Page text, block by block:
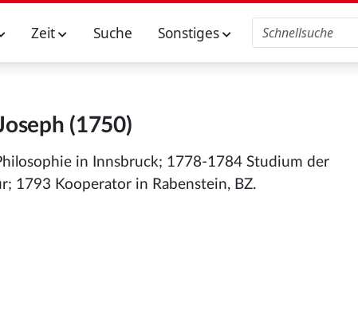
Zeit Suche Sonstiges
(1750)
in Innsbruck; 1778-1784 Studium der
1793 Kooperator in Rabenstein, BZ.